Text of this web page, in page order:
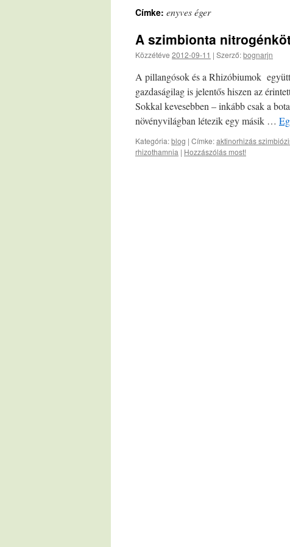
Címke: enyves éger
A szimbionta
Közzétéve 2012-09-11 | Szerző:bognarjn
A pillangósok és a Rhizóbiumok
gazdaságilag is jelentős hiszen az
Sokkal kevesebben – inkább csak a
növényvilágban létezik egy másik …
Kategória:blog | Címke:aktinorhizás
rhizothamnia | Hozzászólás most!